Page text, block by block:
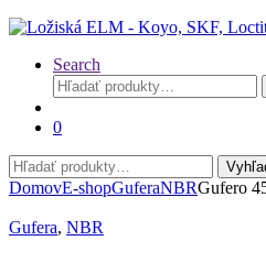
Search
Hľadať:
0
Hľadať:
DomovE-shopGuferaNBRGufero
Gufera, NBR